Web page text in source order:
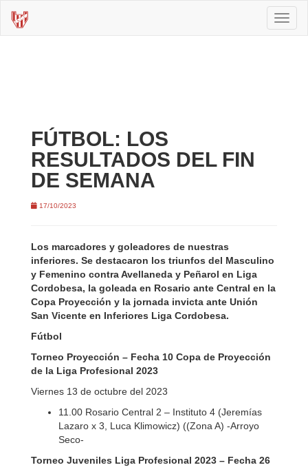
FÚTBOL: LOS
RESULTADOS DEL FIN
DE SEMANA
17/10/2023
Los marcadores y goleadores de nuestras
inferiores. Se destacaron los triunfos del Masculino
y Femenino contra Avellaneda y Peñarol en Liga
Cordobesa, la goleada en Rosario ante Central en la
Copa Proyección y la jornada invicta ante Unión
San Vicente en Inferiores Liga Cordobesa.
Fútbol
Torneo Proyección – Fecha 10 Copa de Proyección
de la Liga Profesional 2023
Viernes 13 de octubre del 2023
11.00 Rosario Central 2 – Instituto 4 (Jeremías
Lazaro x 3, Luca Klimowicz) ((Zona A) -Arroyo
Seco-
Torneo Juveniles Liga Profesional 2023 – Fecha 26